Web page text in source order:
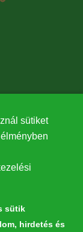
sütiket
sütik
hirdetés és